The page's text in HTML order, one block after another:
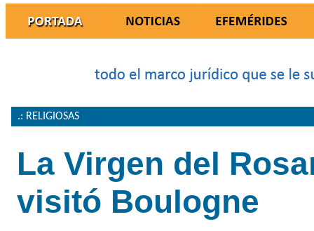
.: RELIGIOSAS
La Virgen del
visitó Boulogne